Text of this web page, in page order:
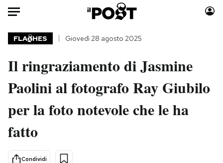
Auto
HOME
Italia
Politica
Scienza
Moda
Consumismi
FLA HES Giovedì 28 agosto 2025
Il ringraziamento di Jasmine
Paolini al fotografo Ray Giubilo
per la foto notevole che le ha
fatto
Condividi